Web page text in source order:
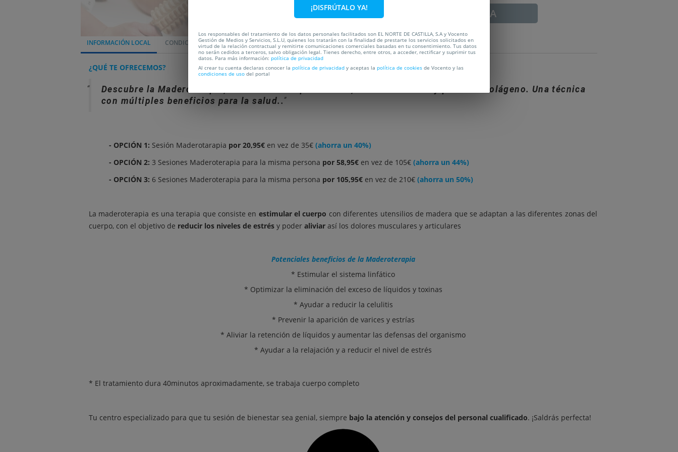
CADUCADA
INFORMACIÓN LOCAL CONDICIONES LOCALIZACIÓN
¿QUÉ TE OFRECEMOS?
Descubre la Maderoterapia, un tratamiento para drenar, reducir volumen y producir colágeno. Una técnica
con múltiples beneficios para la salud..
- OPCIÓN 1: Sesión Maderotarapia por 20,95€ en vez de 35€ (ahorra un 40%)
- OPCIÓN 2: 3 Sesiones Maderoterapia para la misma persona por 58,95€ en vez de 105€ (ahorra un 44%)
- OPCIÓN 3: 6 Sesiones Maderoterapia para la misma persona por 105,95€ en vez de 210€ (ahorra un 50%)
La maderoterapia es una terapia que consiste en estimular el cuerpo con diferentes utensilios de madera que se adaptan a las diferentes zonas del
cuerpo, con el objetivo de reducir los niveles de estrés y poder aliviar así los dolores musculares y articulares
Potenciales beneficios de la Maderoterapia
* Estimular el sistema linfático
* Optimizar la eliminación del exceso de líquidos y toxinas
* Ayudar a reducir la celulitis
* Prevenir la aparición de varices y estrías
* Aliviar la retención de líquidos y aumentar las defensas del organismo
* Ayudar a la relajación y a reducir el nivel de estrés
* El tratamiento dura 40minutos aproximadamente, se trabaja cuerpo completo
Tu centro especializado para que tu sesión de bienestar sea genial, siempre bajo la atención y consejos del personal cualificado. ¡Saldrás perfecta!
¡DISFRÚTALO YA!
Los responsables del tratamiento de los datos personales facilitados son EL NORTE DE CASTILLA, S.A y Vocento
Gestión de Medios y Servicios, S.L.U, quienes los tratarán con la finalidad de prestarte los servicios solicitados en
virtud de la relación contractual y remitirte comunicaciones comerciales basadas en tu consentimiento. Tus datos
no serán cedidos a terceros, salvo obligación legal. Tienes derecho, entre otros, a acceder, rectificar y suprimir tus
datos. Para más información: política de privacidad
Al crear tu cuenta declaras conocer la política de privacidad y aceptas la política de cookies de Vocento y las
condiciones de uso del portal